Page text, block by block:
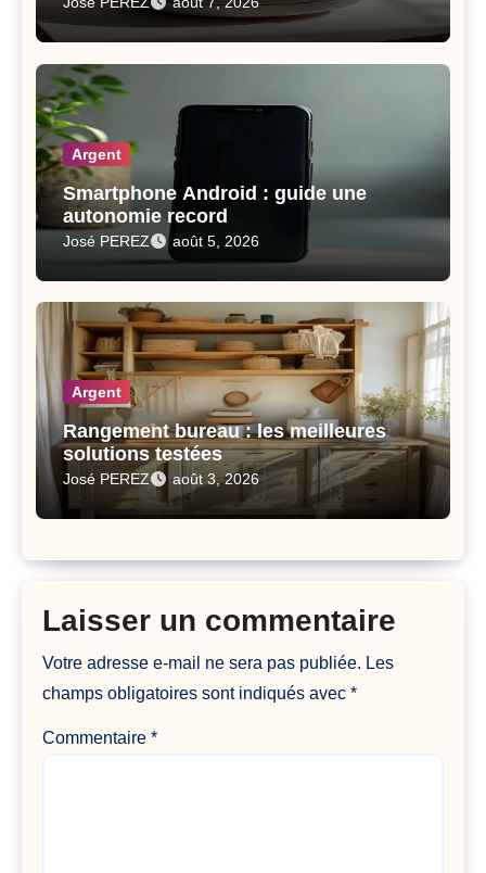
Argent
Smartphone Android : guide une
autonomie record
José PEREZ août 5, 2026
Argent
Rangement bureau : les meilleures
solutions testées
José PEREZ août 3, 2026
Laisser un commentaire
Votre adresse e-mail ne sera pas publiée. Les
champs obligatoires sont indiqués avec*
Commentaire*